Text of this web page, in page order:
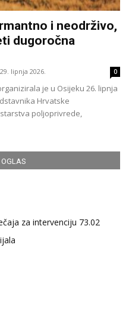
i neodrživo,
dugoročna
29. lipnja 2026. 0
je u Osijeku 26. lipnja
Hrvatske
poljoprivrede,
za intervenciju 73.02